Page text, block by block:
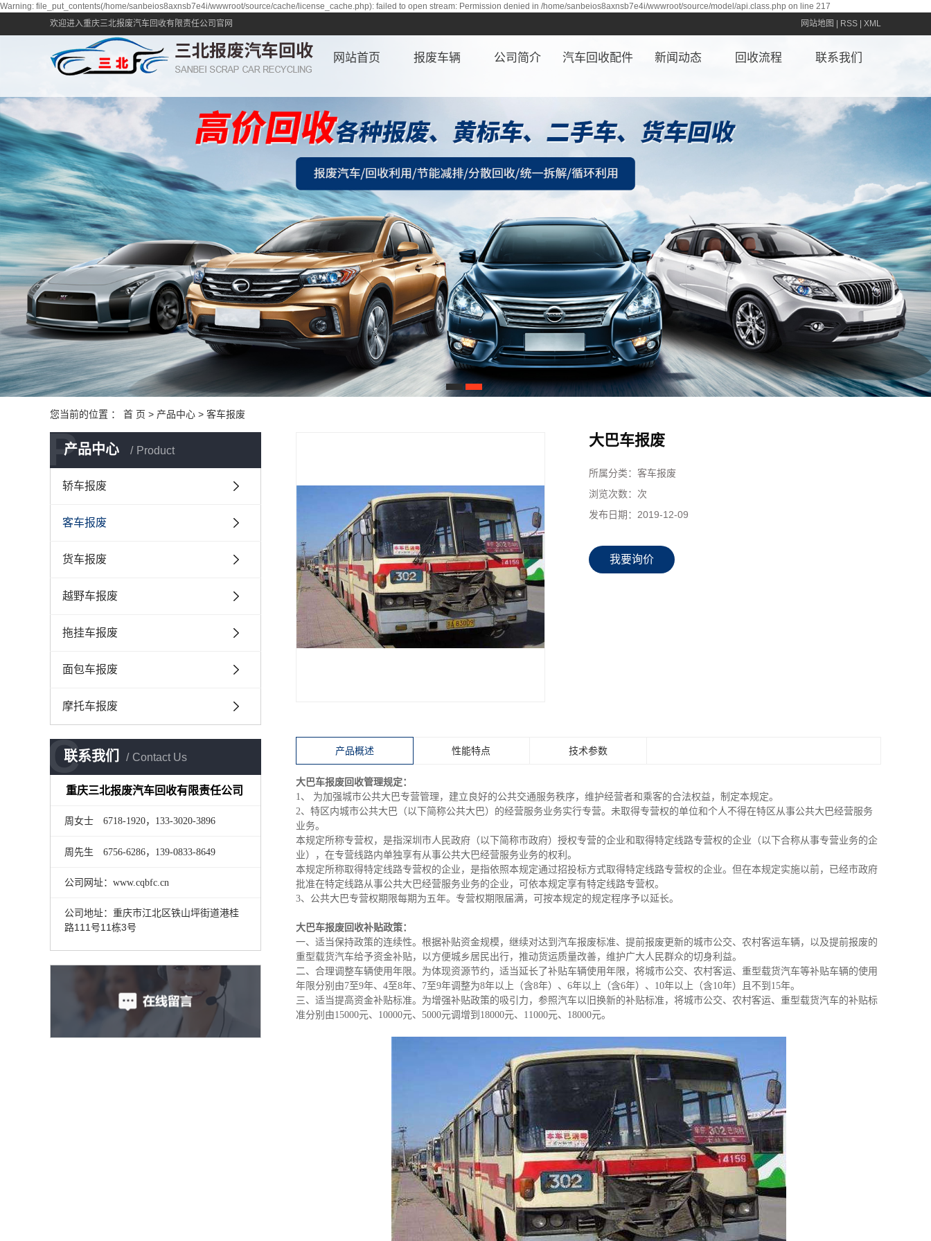
Warning: file_put_contents(/home/sanbeios8axnsb7e4i/wwwroot/source/cache/license_cache.php): failed to open stream: Permission denied in /home/sanbeios8axnsb7e4i/wwwroot/source/model/api.class.php on line 217
欢迎进入重庆三北报废汽车回收有限责任公司官网
网站地图 RSS XML
1 2
网站首页 报废车辆 公司简介 汽车回收配件 新闻动态 回收流程 联系我们
您当前的位置 ： 首 页 > 产品中心 > 客车报废
产品中心 Product
P
轿车报废
客车报废
货车报废
越野车报废
拖挂车报废
面包车报废
摩托车报废
联系我们 Contact Us
C
重庆三北报废汽车回收有限责任公司
周女士 6718-1920，133-3020-3896
周先生 6756-6286，139-0833-8649
公司 网址：www.cqbfc.cn
公司地址： 重庆市江北区铁山坪街道港桂
路111号11栋3号
大巴车报废
所属分类： 客车报废
浏览次数： 次
发布日期： 2019-12-09
我要询价
产品概述 性能特点 技术参数
大巴车报废回收管理规定：
1、 为加强城市公共大巴专营管理，建立良好的公共交通服务秩序，维护经营者和乘客的合法权益，制定本规定。
2、特区内城市公共大巴（以下简称公共大巴）的经营服务业务实行专营。未取得专营权的单位和个人不得在特区从事公共大巴经营服务
业务。
本规定所称专营权，是指深圳市人民政府（以下简称市政府）授权专营的企业和取得特定线路专营权的企业（以下合称从事专营业务的企
业），在专营线路内单独享有从事公共大巴经营服务业务的权利。
本规定所称取得特定线路专营权的企业，是指依照本规定通过招投标方式取得特定线路专营权的企业。但在本规定实施以前，已经市政府
批准在特定线路从事公共大巴经营服务业务的企业，可依本规定享有特定线路专营权。
3、公共大巴专营权期限每期为五年。专营权期限届满，可按本规定的规定程序予以延长。
大巴车报废回收补贴政策：
一、适当保持政策的连续性。根据补贴资金规模，继续对达到汽车报废标准、提前报废更新的城市公交、农村客运车辆，以及提前报废的
重型载货汽车给予资金补贴，以方便城乡居民出行，推动货运质量改善，维护广大人民群众的切身利益。
二、合理调整车辆使用年限。为体现资源节约，适当延长了补贴车辆使用年限，将城市公交、农村客运、重型载货汽车等补贴车辆的使用
年限分别由7至9年、4至8年、7至9年调整为8年以上（含8年）、6年以上（含6年）、10年以上（含10年）且不到15年。
三、适当提高资金补贴标准。为增强补贴政策的吸引力，参照汽车以旧换新的补贴标准，将城市公交、农村客运、重型载货汽车的补贴标
准分别由15000元、10000元、5000元调增到18000元、11000元、18000元。